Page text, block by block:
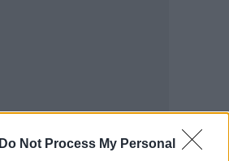
Do Not Process My Personal